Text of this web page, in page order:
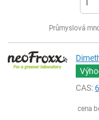
Průmyslová
CAS:
cena